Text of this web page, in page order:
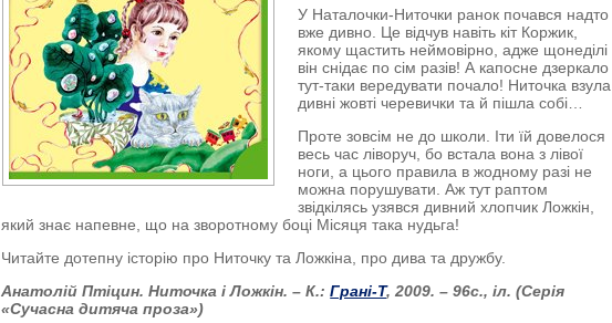
У Наталочки-Ниточки ранок почався надто
вже дивно. Це відчув навіть кіт Коржик,
якому щастить неймовірно, адже щонеділі
він снідає по сім разів! А капосне дзеркало
тут-таки вередувати почало! Ниточка взула
дивні жовті черевички та й пішла собі…
Проте зовсім не до школи. Іти їй довелося
весь час ліворуч, бо встала вона з лівої
ноги, а цього правила в жодному разі не
можна порушувати. Аж тут раптом
звідкілясь узявся дивний хлопчик Ложкін,
який знає напевне, що на зворотному боці Місяця така нудьга!
Читайте дотепну історію про Ниточку та Ложкіна, про дива та дружбу.
Анатолій Птіцин. Ниточка і Ложкін. – К.:Грані-Т, 2009. – 96с., іл. (Серія
«Сучасна дитяча проза»)